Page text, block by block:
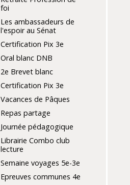
foi
Les ambassadeurs de
l'espoir au Sénat
Certification Pix 3e
Oral blanc DNB
2e Brevet blanc
Certification Pix 3e
Vacances de Pâques
Repas partage
Journée pédagogique
Librairie Combo club
lecture
Semaine voyages 5e-3e
Epreuves communes 4e